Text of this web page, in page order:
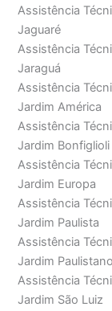
Assistência
Jaguaré
Assistência
Jaraguá
Assistência
Jardim América
Assistência
Jardim Bonfiglioli
Assistência
Jardim Europa
Assistência
Jardim Paulista
Assistência
Jardim Paulistano
Assistência
Jardim São Luiz